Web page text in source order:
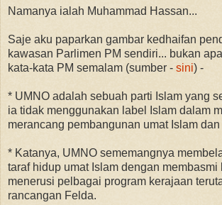
Namanya ialah Muhammad Hassan...
Saje aku paparkan gambar kedhaifan
kawasan Parlimen PM sendiri... bukan
kata-kata PM semalam (sumber - sini) -
* UMNO adalah sebuah parti Islam yang
ia tidak menggunakan label Islam dalam
merancang pembangunan umat Islam
* Katanya, UMNO sememangnya
taraf hidup umat Islam dengan membasmi
menerusi pelbagai program kerajaan
rancangan Felda.